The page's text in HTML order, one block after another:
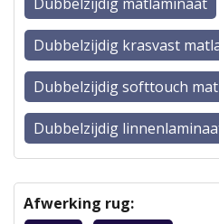
Dubbelzijdig krasvast
Dubbelzijdig softtouch
Dubbelzijdig
Afwerking rug: